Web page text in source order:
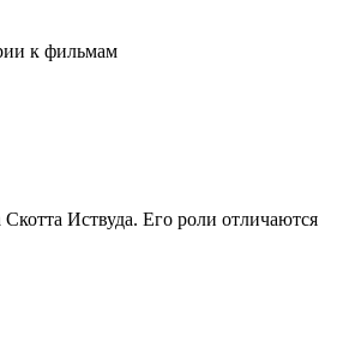
к фильмам
Скотта Иствуда. Его роли отличаются